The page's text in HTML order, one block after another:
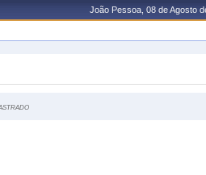
João Pessoa, 08 de Agosto